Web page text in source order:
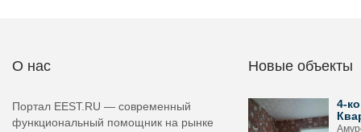
О нас
Портал EEST.RU — современный
функциональный помощник на рынке
Новые объекты
4-